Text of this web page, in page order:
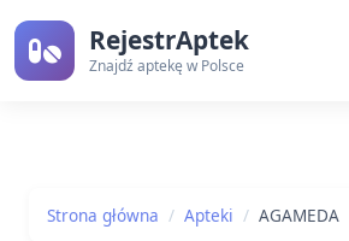
RejestrAptek
Znajdź aptekę w Polsce
Strona główna Apteki AGAMEDA